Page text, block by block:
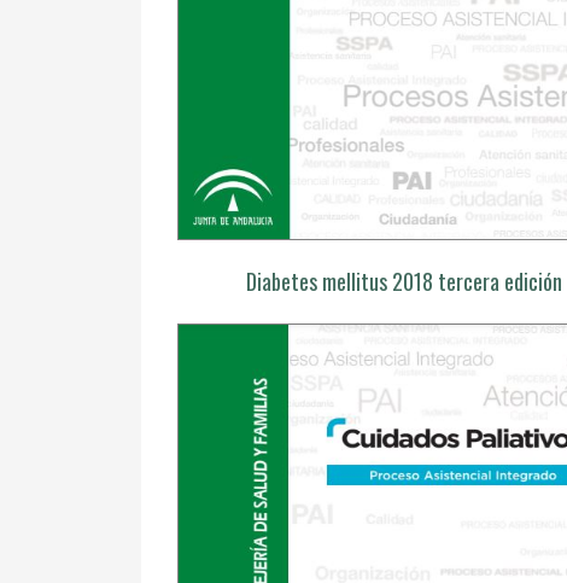
Diabetes mellitus 2018 tercera edición